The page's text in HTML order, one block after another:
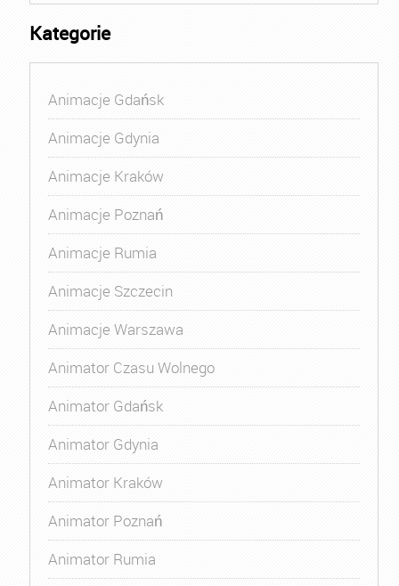
Kategorie
Animacje Gdańsk
Animacje Gdynia
Animacje Kraków
Animacje Poznań
Animacje Rumia
Animacje Szczecin
Animacje Warszawa
Animator Czasu Wolnego
Animator Gdańsk
Animator Gdynia
Animator Kraków
Animator Poznań
Animator Rumia